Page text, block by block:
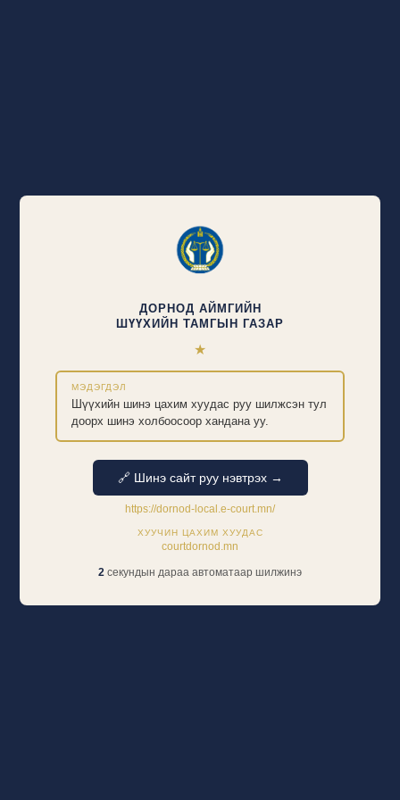
ДОРНОД АЙМГИЙН
ШҮҮХИЙН ТАМГЫН ГАЗАР
★
МЭДЭГДЭЛ
Шүүхийн шинэ цахим хуудас руу шилжсэн тул
доорх шинэ холбоосоор хандана уу.
🔗 Шинэ сайт руу нэвтрэх →
https://dornod-local.e-court.mn/
ХУУЧИН ЦАХИМ ХУУДАС
courtdornod.mn
2 секундын дараа автоматаар шилжинэ